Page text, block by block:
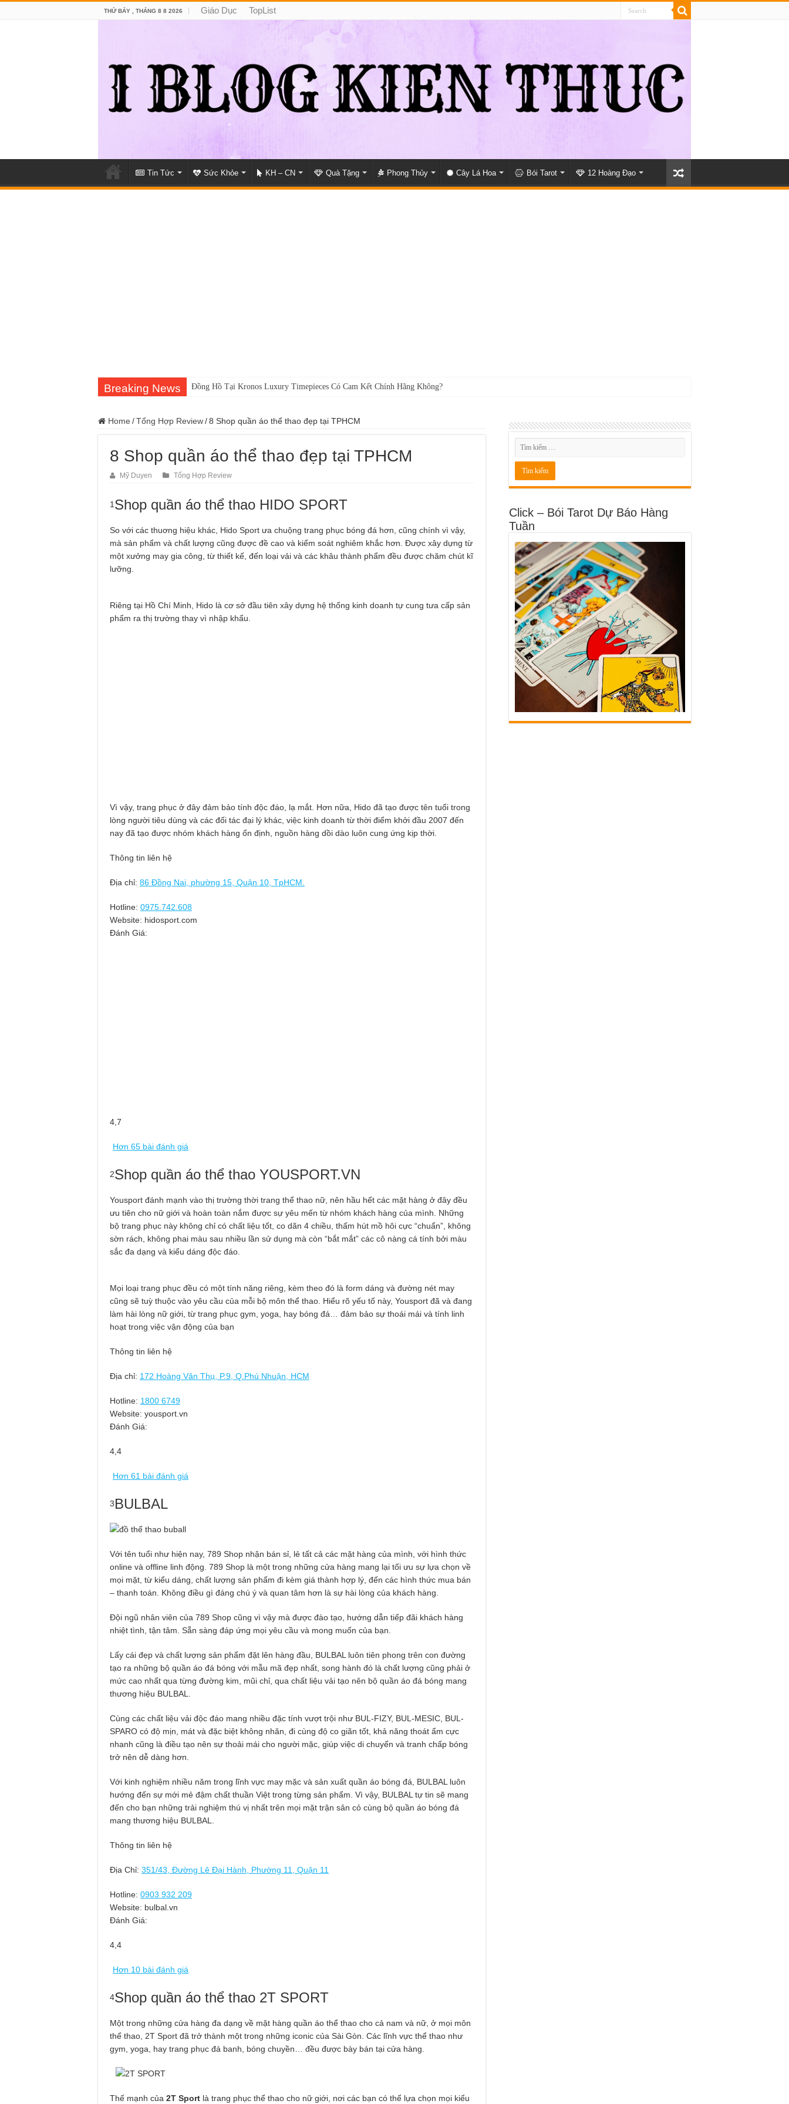
THỨ BẢY , THÁNG 8 8 2026 Giáo Dục TopList
Tin Tức Sức Khỏe KH – CN Quà Tặng Phong Thủy Cây Lá Hoa Bói Tarot 12 Hoàng Đạo
Breaking News Đồng Hồ Tại Kronos Luxury Timepieces Có Cam Kết Chính Hãng Không?
Home /Tổng Hợp Review/8 Shop quần áo thể thao đẹp tại TPHCM
8 Shop quần áo thể thao đẹp tại TPHCM
Mỹ Duyen Tổng Hợp Review
1 Shop quần áo thể thao HIDO SPORT
So với các thuơng hiệu khác, Hido Sport ưa chuộng trang phục bóng đá hơn, cũng chính vì vậy,
mà sản phẩm và chất lượng cũng được đề cao và kiểm soát nghiêm khắc hơn. Được xây dựng từ
một xưởng may gia công, từ thiết kế, đến loại vải và các khâu thành phẩm đều được chăm chút kĩ
lưỡng.
Riêng tại Hồ Chí Minh, Hido là cơ sở đầu tiên xây dựng hệ thống kinh doanh tự cung tưa cấp sản
phẩm ra thị trường thay vì nhập khẩu.
Vì vậy, trang phục ở đây đảm bảo tính độc đáo, lạ mắt. Hơn nữa, Hido đã tạo được tên tuổi trong
lòng người tiêu dùng và các đối tác đại lý khác, việc kinh doanh từ thời điểm khởi đầu 2007 đến
nay đã tạo được nhóm khách hàng ổn định, nguồn hàng dồi dào luôn cung ứng kịp thời.
Thông tin liên hệ
Địa chỉ: 86 Đồng Nai, phường 15, Quận 10, TpHCM.
Hotline: 0975.742.608
Website: hidosport.com
Đánh Giá:
4,7
Hơn 65 bài đánh giá
2Shop quần áo thể thao YOUSPORT.VN
Yousport đánh mạnh vào thị trường thời trang thể thao nữ, nên hầu hết các mặt hàng ở đây đều
ưu tiên cho nữ giới và hoàn toàn nắm được sự yêu mến từ nhóm khách hàng của mình. Những
bộ trang phục này không chỉ có chất liệu tốt, co dãn 4 chiều, thấm hút mồ hôi cực “chuẩn”, không
sờn rách, không phai màu sau nhiều lần sử dụng mà còn “bắt mắt” các cô nàng cá tính bởi màu
sắc đa dạng và kiểu dáng độc đáo.
Mọi loại trang phục đều có một tính năng riêng, kèm theo đó là form dáng và đường nét may
cũng sẽ tuỳ thuộc vào yêu cầu của mỗi bộ môn thể thao. Hiểu rõ yếu tố này, Yousport đã và đang
làm hài lòng nữ giới, từ trang phục gym, yoga, hay bóng đá… đảm bảo sự thoái mái và tính linh
hoạt trong việc vận động của bạn
Thông tin liên hệ
Địa chỉ: 172 Hoàng Văn Thụ, P.9, Q.Phú Nhuận, HCM
Hotline: 1800 6749
Website: yousport.vn
Đánh Giá:
4,4
Hơn 61 bài đánh giá
3BULBAL
Với tên tuổi như hiện nay, 789 Shop nhận bán sỉ, lẻ tất cả các mặt hàng của mình, với hình thức
online và offline linh động. 789 Shop là một trong những cửa hàng mang lại tối ưu sự lựa chọn về
mọi mặt, từ kiểu dáng, chất lượng sản phẩm đi kèm giá thành hợp lý, đến các hình thức mua bán
– thanh toán. Không điều gì đáng chú ý và quan tâm hơn là sự hài lòng của khách hàng.
Đội ngũ nhân viên của 789 Shop cũng vì vậy mà được đào tạo, hướng dẫn tiếp đãi khách hàng
nhiệt tình, tận tâm. Sẵn sàng đáp ứng mọi yêu cầu và mong muốn của bạn.
Lấy cái đẹp và chất lượng sản phẩm đặt lên hàng đầu, BULBAL luôn tiên phong trên con đường
tạo ra những bộ quần áo đá bóng với mẫu mã đẹp nhất, song hành đó là chất lượng cũng phải ở
mức cao nhất qua từng đường kim, mũi chỉ, qua chất liệu vải tạo nên bộ quần áo đá bóng mang
thương hiệu BULBAL.
Cùng các chất liệu vải độc đáo mang nhiều đặc tính vượt trội như BUL-FIZY, BUL-MESIC, BUL-
SPARO có độ mịn, mát và đặc biệt không nhăn, đi cùng độ co giãn tốt, khả năng thoát ẩm cực
nhanh cũng là điều tạo nên sự thoải mái cho người mặc, giúp việc di chuyển và tranh chấp bóng
trở nên dễ dàng hơn.
Với kinh nghiệm nhiều năm trong lĩnh vực may mặc và sản xuất quần áo bóng đá, BULBAL luôn
hướng đến sự mới mẻ đậm chất thuần Việt trong từng sản phẩm. Vì vậy, BULBAL tự tin sẽ mang
đến cho bạn những trải nghiệm thú vị nhất trên mọi mặt trận sân cỏ cùng bộ quần áo bóng đá
mang thương hiệu BULBAL.
Thông tin liên hệ
Địa Chỉ: 351/43, Đường Lê Đại Hành, Phường 11, Quận 11
Hotline: 0903 932 209
Website: bulbal.vn
Đánh Giá:
4,4
Hơn 10 bài đánh giá
4Shop quần áo thể thao 2T SPORT
Một trong những cửa hàng đa dạng về mặt hàng quần áo thể thao cho cả nam và nữ, ở mọi môn
thể thao, 2T Sport đã trở thành một trong những iconic của Sài Gòn. Các lĩnh vực thể thao như
gym, yoga, hay trang phục đá banh, bóng chuyền… đều được bày bán tại cửa hàng.
Thế mạnh của 2T Sport là trang phục thể thao cho nữ giới, nơi các bạn có thể lựa chọn mọi kiểu
Click – Bói Tarot Dự Báo Hàng
Tuần